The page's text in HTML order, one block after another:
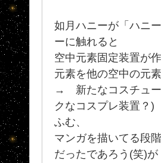
如月ハニーが「ハニ
ーに触れると
空中元素固定装置
元素を他の空中の元
→ 新たなコスチュー
クなコスプレ装置？)
ふむ、
マンガを描いてる段
だったであろう(笑)が